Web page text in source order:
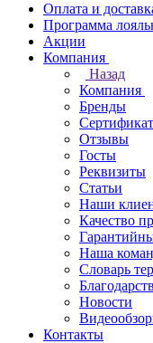
Оплата и
Программа
Акции
Компания
Назад
Компания
Бренды
Отзывы
Госты
Реквизиты
Статьи
Наши
Качество
Наша
Словарь
Новости
Контакты